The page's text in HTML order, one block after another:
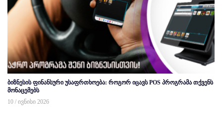
ბიზნესის ფინანსური უსაფრთხოება: როგორ იცავს POS პროგრამა თქვენს
მონაცემებს
10 / ივნისი 2026